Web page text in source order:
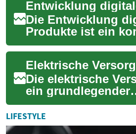
Luft, Erdreich ...
Die Entwicklung
Produkte ist ein
Prozess, der weit
bloße
hinausgeht. Sie u...
Die elektrische
ein grundlegender
Bestandteil
modernen Lebens
eine
LIFESTYLE